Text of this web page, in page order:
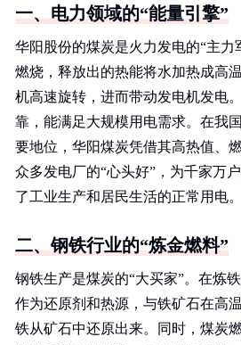
一、电力领域的“能量引擎”
华阳股份的煤炭是火力发电的“主力
燃烧，释放出的热能将水加热成高
机高速旋转，进而带动发电机发电
靠，能满足大规模用电需求。在我
要地位，华阳煤炭凭借其高热值、
众多发电厂的“心头好”，为千家万
了工业生产和居民生活的正常用电。
二、钢铁行业的“炼金燃料”
钢铁生产是煤炭的“大买家”。在炼
作为还原剂和热源，与铁矿石在高
铁从矿石中还原出来。同时，煤炭